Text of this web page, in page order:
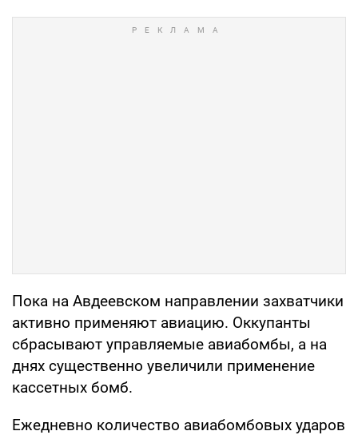
Пока на Авдеевском направлении захватчики
активно применяют авиацию. Оккупанты
сбрасывают управляемые авиабомбы, а на
днях существенно увеличили применение
кассетных бомб.
Ежедневно количество авиабомбовых ударов